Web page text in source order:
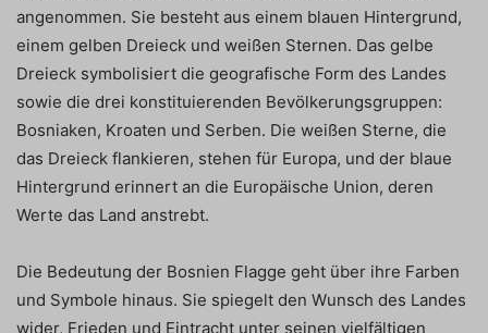
angenommen. Sie besteht aus einem blauen Hintergrund,
einem gelben Dreieck und weißen Sternen. Das gelbe
Dreieck symbolisiert die geografische Form des Landes
sowie die drei konstituierenden Bevölkerungsgruppen:
Bosniaken, Kroaten und Serben. Die weißen Sterne, die
das Dreieck flankieren, stehen für Europa, und der blaue
Hintergrund erinnert an die Europäische Union, deren
Werte das Land anstrebt.
Die Bedeutung der Bosnien Flagge geht über ihre Farben
und Symbole hinaus. Sie spiegelt den Wunsch des Landes
wider, Frieden und Eintracht unter seinen vielfältigen